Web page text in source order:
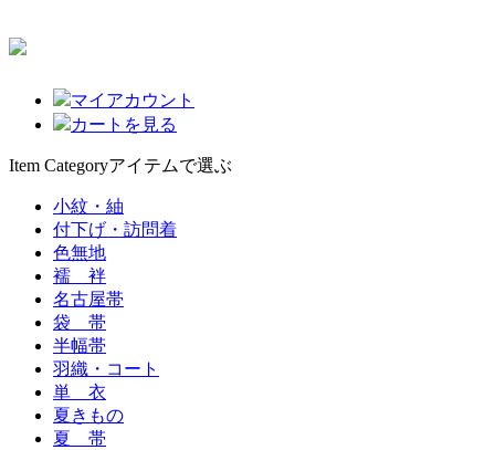
マイアカウント
カートを見る
Item Categoryアイテムで選ぶ
小紋・紬
付下げ・訪問着
色無地
襦 袢
名古屋帯
袋 帯
半幅帯
羽織・コート
単 衣
夏きもの
夏 帯